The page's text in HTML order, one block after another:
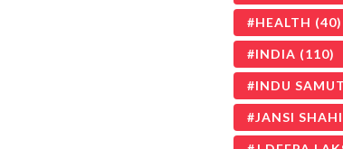
HEALTH (40)
INDIA (110)
INDU
JANSI SHAHI